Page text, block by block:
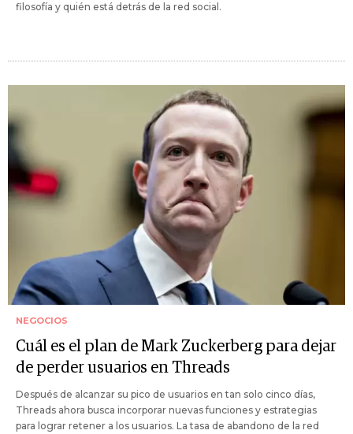
filosofía y quién está detrás de la red social.
NEGOCIOS
Cuál es el plan de Mark Zuckerberg para dejar
de perder usuarios en Threads
Después de alcanzar su pico de usuarios en tan solo cinco días,
Threads ahora busca incorporar nuevas funciones y estrategias
para lograr retener a los usuarios. La tasa de abandono de la red